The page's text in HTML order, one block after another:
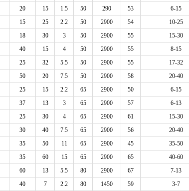
20 15 1.5 50 290 53
6-15
15 25 2.2 50 2900 54
10-25
18 30 3 50 2900 55
15-30
40 15 4 50 2900 55
8-15
25 32 5.5 50 2900 55
17-32
50 20 7.5 50 2900 58
20-40
25 15 2.2 65 2900 50
6-15
37 13 3 65 2900 57
6-13
25 30 4 65 2900 61
15-30
30 40 7.5 65 2900 56
20-40
35 50 11 65 2900 45
35-50
35 60 15 65 2900 65
40-60
60 13 5.5 80 2900 67
7-13
40 7 2.2 80 1450 59
3-7